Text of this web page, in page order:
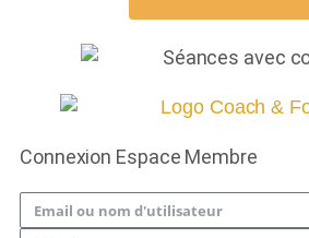
Connexion Espace Membre